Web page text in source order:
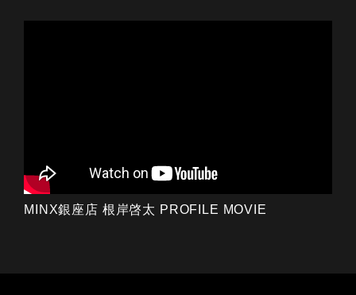
MINX銀座店 根岸啓太 PROFILE MOVIE